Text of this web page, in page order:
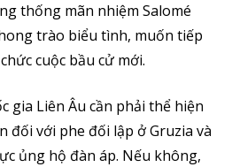
thống mãn nhiệm Salomé
trào biểu tình, muốn tiếp
cuộc bầu cử mới.
gia Liên Âu cần phải thể hiện
đối với phe đối lập ở Gruzia và
ủng hộ đàn áp. Nếu không,